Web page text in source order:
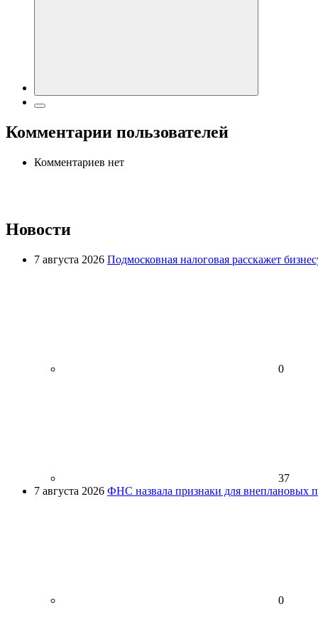
Комментарии пользователей
Комментариев нет
Новости
7 августа 2026 Подмосковная налоговая расскажет
0
37
7 августа 2026 ФНС назвала признаки для внеплановых
0